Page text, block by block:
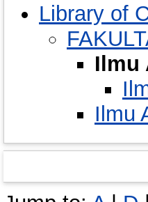
Library of
Ilmu
Ilmu